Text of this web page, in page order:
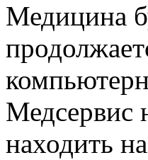
Медицина
Медсервис
находить